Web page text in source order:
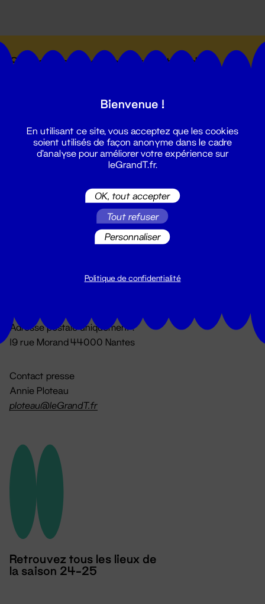
Suivez toutes les actualités du
Du lundi au vendredi 14h → 18h
Adresse postale uniquement :
19 rue Morand 44000 Nantes
Contact presse
Annie Ploteau
ploteau@leGrandT.fr
Retrouvez tous les lieux de
la saison 24-25
Bienvenue !
En utilisant ce site, vous acceptez que les cookies
soient utilisés de façon anonyme dans le cadre
d'analyse pour améliorer votre expérience sur
leGrandT.fr.
OK, tout accepter
Tout refuser
Personnaliser
Politique de confidentialité